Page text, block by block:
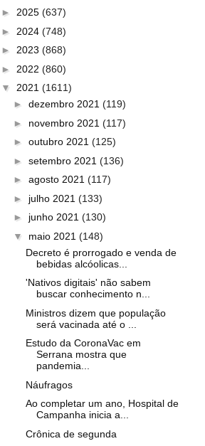
► 2025 (637)
► 2024 (748)
► 2023 (868)
► 2022 (860)
▼ 2021 (1611)
► dezembro 2021 (119)
► novembro 2021 (117)
► outubro 2021 (125)
► setembro 2021 (136)
► agosto 2021 (117)
► julho 2021 (133)
► junho 2021 (130)
▼ maio 2021 (148)
Decreto é prorrogado e venda de
bebidas alcóolicas...
'Nativos digitais' não sabem
buscar conhecimento n...
Ministros dizem que população
será vacinada até o ...
Estudo da CoronaVac em
Serrana mostra que
pandemia...
Náufragos
Ao completar um ano, Hospital de
Campanha inicia a...
Crônica de segunda